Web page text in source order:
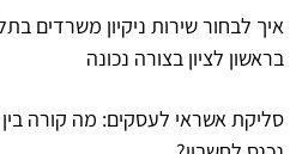
איך לבחור שירות ניקיון משרדים
בראשון לציון בצורה נכונה
סליקת אשראי לעסקים: מה קורה